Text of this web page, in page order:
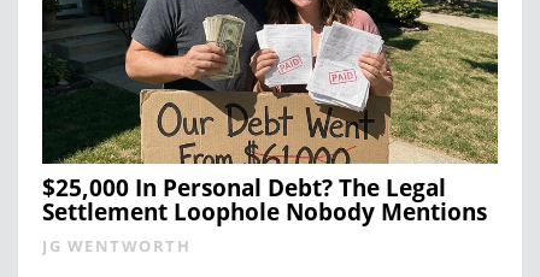
$25,000 In Personal Debt? The Legal
Settlement Loophole Nobody Mentions
JG WENTWORTH